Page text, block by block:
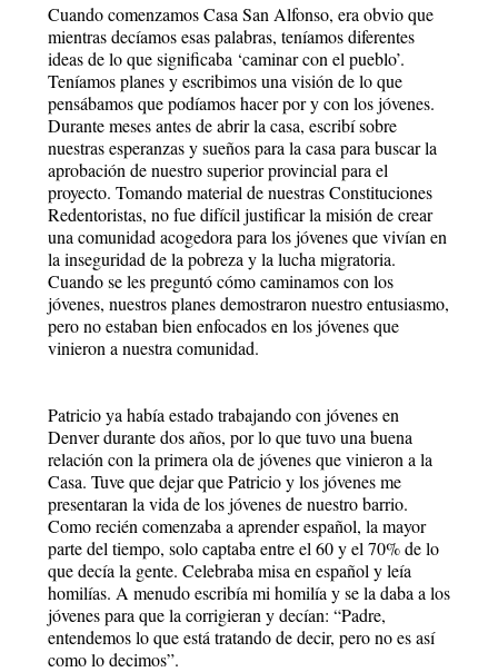
Cuando comenzamos Casa San Alfonso, era obvio que
mientras decíamos esas palabras, teníamos diferentes
ideas de lo que significaba ‘caminar con el pueblo’.
Teníamos planes y escribimos una visión de lo que
pensábamos que podíamos hacer por y con los jóvenes.
Durante meses antes de abrir la casa, escribí sobre
nuestras esperanzas y sueños para la casa para buscar la
aprobación de nuestro superior provincial para el
proyecto. Tomando material de nuestras Constituciones
Redentoristas, no fue difícil justificar la misión de crear
una comunidad acogedora para los jóvenes que vivían en
la inseguridad de la pobreza y la lucha migratoria.
Cuando se les preguntó cómo caminamos con los
jóvenes, nuestros planes demostraron nuestro entusiasmo,
pero no estaban bien enfocados en los jóvenes que
vinieron a nuestra comunidad.
Patricio ya había estado trabajando con jóvenes en
Denver durante dos años, por lo que tuvo una buena
relación con la primera ola de jóvenes que vinieron a la
Casa. Tuve que dejar que Patricio y los jóvenes me
presentaran la vida de los jóvenes de nuestro barrio.
Como recién comenzaba a aprender español, la mayor
parte del tiempo, solo captaba entre el 60 y el 70% de lo
que decía la gente. Celebraba misa en español y leía
homilías. A menudo escribía mi homilía y se la daba a los
jóvenes para que la corrigieran y decían: “Padre,
entendemos lo que está tratando de decir, pero no es así
como lo decimos”.